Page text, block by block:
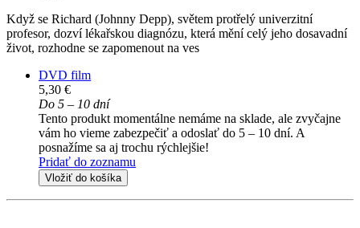
Když se Richard (Johnny Depp), světem protřelý univerzitní
profesor, dozví lékařskou diagnózu, která mění celý jeho dosavadní
život, rozhodne se zapomenout na ves
DVD film
5,30 €
Do 5 – 10 dní
Tento produkt momentálne nemáme na sklade, ale zvyčajne
vám ho vieme zabezpečiť a odoslať do 5 – 10 dní. A
posnažíme sa aj trochu rýchlejšie!
Pridať do zoznamu
Vložiť do košíka